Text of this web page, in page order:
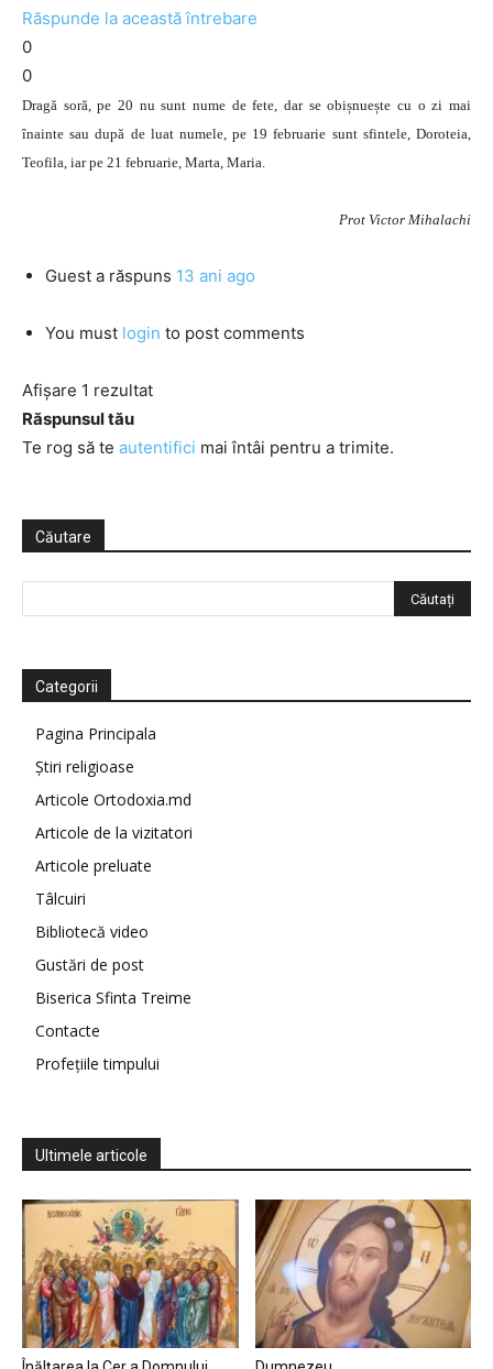
Răspunde la această întrebare
0
0
Dragă soră, pe 20 nu sunt nume de fete, dar se obișnuește cu o zi mai
înainte sau după de luat numele, pe 19 februarie sunt sfintele, Doroteia,
Teofila, iar pe 21 februarie, Marta, Maria.
Prot Victor Mihalachi
Guest a răspuns 13 ani ago
You must login to post comments
Afișare 1 rezultat
Răspunsul tău
Te rog să te autentifici mai întâi pentru a trimite.
Căutare
Categorii
Pagina Principala
Știri religioase
Articole Ortodoxia.md
Articole de la vizitatori
Articole preluate
Tâlcuiri
Bibliotecă video
Gustări de post
Biserica Sfinta Treime
Contacte
Profețiile timpului
Ultimele articole